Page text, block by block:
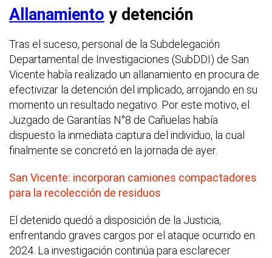
Allanamiento y detención
Tras el suceso, personal de la Subdelegación
Departamental de Investigaciones (SubDDI) de San
Vicente había realizado un allanamiento en procura de
efectivizar la detención del implicado, arrojando en su
momento un resultado negativo. Por este motivo, el
Juzgado de Garantías N°8 de Cañuelas había
dispuesto la inmediata captura del individuo, la cual
finalmente se concretó en la jornada de ayer.
San Vicente: incorporan camiones compactadores
para la recolección de residuos
El detenido quedó a disposición de la Justicia,
enfrentando graves cargos por el ataque ocurrido en
2024. La investigación continúa para esclarecer